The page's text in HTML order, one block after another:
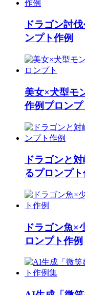
ドラゴン討
ンプト作例
美女×犬型モ
作例プロンプ
ドラゴンと
るプロンプト
ドラゴン魚×
ロンプト作例